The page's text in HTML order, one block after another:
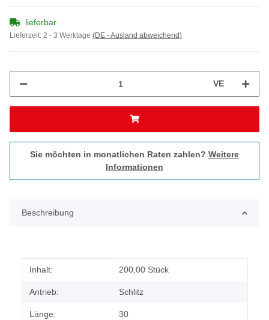
lieferbar
Lieferzeit: 2 - 3 Werktage (DE - Ausland abweichend)
VE
Sie möchten in monatlichen Raten zahlen? Weitere
Informationen
Beschreibung
Produkteigenschaft
Wert
Inhalt: 200,00 Stück
Antrieb: Schlitz
Länge: 30